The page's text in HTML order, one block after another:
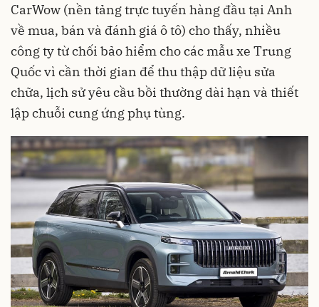
CarWow (nền tảng trực tuyến hàng đầu tại Anh
về mua, bán và đánh giá ô tô) cho thấy, nhiều
công ty từ chối bảo hiểm cho các mẫu xe Trung
Quốc vì cần thời gian để thu thập dữ liệu sửa
chữa, lịch sử yêu cầu bồi thường dài hạn và thiết
lập chuỗi cung ứng phụ tùng.